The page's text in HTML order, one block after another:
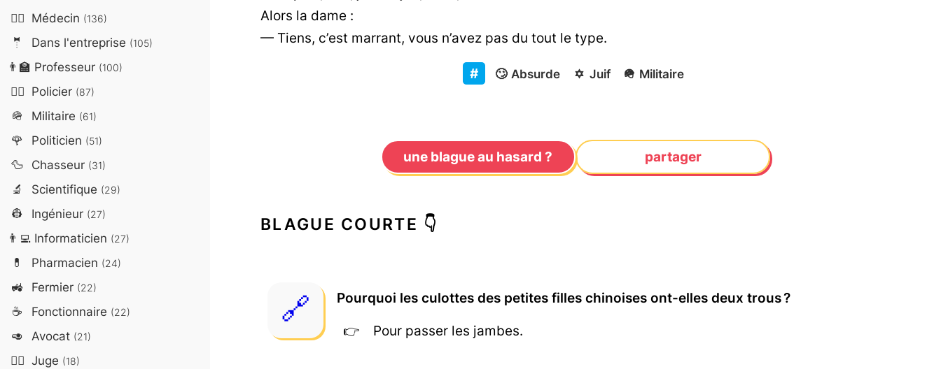
Alors la dame :
— Tiens, c’est marrant, vous n’avez pas du tout le type.
🙄 Absurde ✡️ Juif 🪖 Militaire
une blague au hasard ? partager
BLAGUE COURTE 👇
Pourquoi les culottes des petites filles chinoises ont-elles deux trous ?
Pour passer les jambes.
👨‍⚕️ Médecin (136)
🤵 Dans l'entreprise (105)
👨‍🏫 Professeur (100)
👮‍♂️ Policier (87)
🪖 Militaire (61)
🌹 Politicien (51)
🦆 Chasseur (31)
🔬 Scientifique (29)
👷 Ingénieur (27)
👨‍💻Informaticien (27)
💊 Pharmacien (24)
🚜 Fermier (22)
☕ Fonctionnaire (22)
🥑 Avocat (21)
👨‍⚖️ Juge (18)